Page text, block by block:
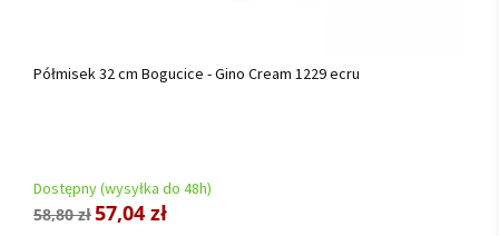
Półmisek 32 cm Bogucice - Gino Cream 1229 ecru
Dostępny (wysyłka do 48h)
58,80 zł57,04 zł